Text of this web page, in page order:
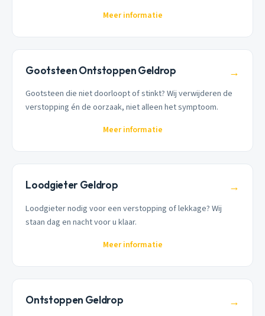
Meer informatie
Gootsteen Ontstoppen Geldrop →
Gootsteen die niet doorloopt of stinkt? Wij verwijderen de
verstopping én de oorzaak, niet alleen het symptoom.
Meer informatie
Loodgieter Geldrop →
Loodgieter nodig voor een verstopping of lekkage? Wij
staan dag en nacht voor u klaar.
Meer informatie
Ontstoppen Geldrop →